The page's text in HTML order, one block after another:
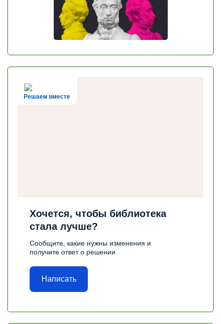
Решаем вместе
Хочется, чтобы библиотека
стала лучше?
Сообщите, какие нужны изменения и
получите ответ о решении
Написать